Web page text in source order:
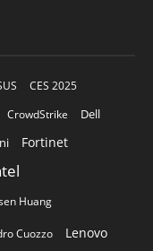
CES 2025
CrowdStrike Dell
Fortinet
Huang
Cuozzo Lenovo